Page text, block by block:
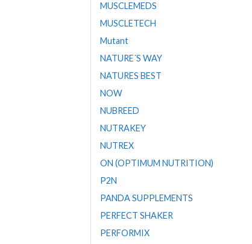
MUSCLEMEDS
MUSCLETECH
Mutant
NATURE´S WAY
NATURES BEST
NOW
NUBREED
NUTRAKEY
NUTREX
ON (OPTIMUM NUTRITION)
P2N
PANDA SUPPLEMENTS
PERFECT SHAKER
PERFORMIX